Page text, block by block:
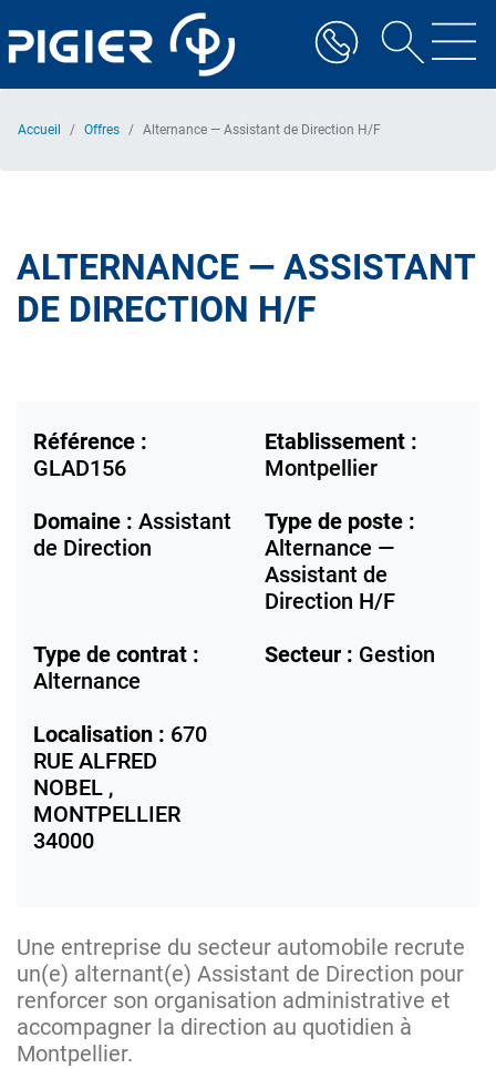
au
contenu
Accueil Offres Alternance — Assistant de Direction H/F
ALTERNANCE — ASSISTANT
DE DIRECTION H/F
Référence :
GLAD156
Etablissement :
Montpellier
Domaine : Assistant
de Direction
Type de poste :
Alternance —
Assistant de
Direction H/F
Type de contrat :
Alternance
Secteur : Gestion
Localisation : 670
RUE ALFRED
NOBEL ,
MONTPELLIER
34000
Une entreprise du secteur automobile recrute
un(e) alternant(e) Assistant de Direction pour
renforcer son organisation administrative et
accompagner la direction au quotidien à
Montpellier.